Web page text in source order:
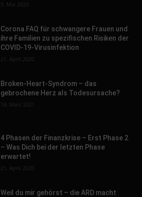
5. Mai 2020
Corona FAQ für schwangere Frauen und
ihre Familien zu spezifischen Risiken der
COVID-19-Virusinfektion
21. April 2020
Broken-Heart-Syndrom – das
gebrochene Herz als Todesursache?
18. März 2021
4 Phasen der Finanzkrise – Erst Phase 2
– Was Dich bei der letzten Phase
erwartet!
21. April 2020
Weil du mir gehörst – die ARD macht